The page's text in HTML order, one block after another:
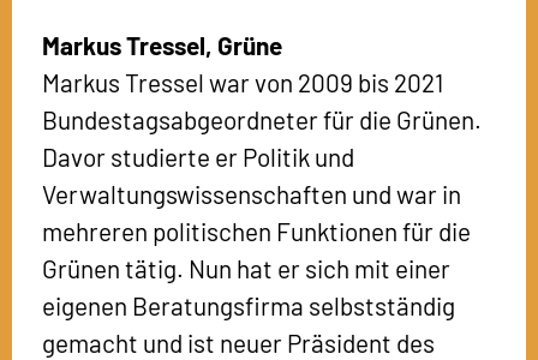
Markus Tressel, Grüne
Markus Tressel war von 2009 bis 2021
Bundestagsabgeordneter für die Grünen.
Davor studierte er Politik und
Verwaltungswissenschaften und war in
mehreren politischen Funktionen für die
Grünen tätig. Nun hat er sich mit einer
eigenen Beratungsfirma selbstständig
gemacht und ist neuer Präsident des